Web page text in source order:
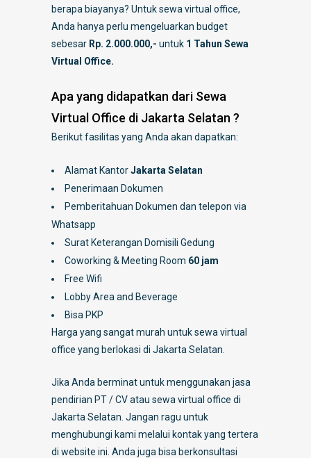
berapa biayanya? Untuk sewa virtual office,
Anda hanya perlu mengeluarkan budget
sebesar Rp. 2.000.000,- untuk 1 Tahun Sewa
Virtual Office.
Apa yang didapatkan dari Sewa
Virtual Office di Jakarta Selatan ?
Berikut fasilitas yang Anda akan dapatkan:
Alamat KantorJakarta Selatan
Penerimaan Dokumen
Pemberitahuan Dokumen dan telepon via
Whatsapp
Surat Keterangan Domisili Gedung
Coworking & Meeting Room 60 jam
Free Wifi
Lobby Area and Beverage
Bisa PKP
Harga yang sangat murah untuk sewa virtual
office yang berlokasi di Jakarta Selatan.
Jika Anda berminat untuk menggunakan jasa
pendirian PT / CV atau sewa virtual office di
Jakarta Selatan. Jangan ragu untuk
menghubungi kami melalui kontak yang tertera
di website ini. Anda juga bisa berkonsultasi